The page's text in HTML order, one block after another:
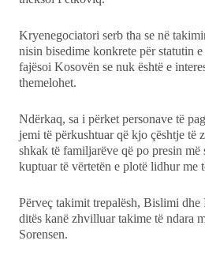
Kryenegociatori serb tha se në
nisin bisedime konkrete për statutin
fajësoi Kosovën se nuk është e
themelohet.
Ndërkaq, sa i përket personave të
jemi të përkushtuar që kjo çështje të
shkak të familjarëve që po presin më
kuptuar të vërtetën e plotë lidhur me
Përveç takimit trepalësh, Bislimi dhe
ditës kanë zhvilluar takime të ndara
Sorensen.